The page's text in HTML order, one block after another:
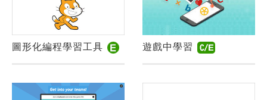
圖形化編程學習工具 遊戲中學習